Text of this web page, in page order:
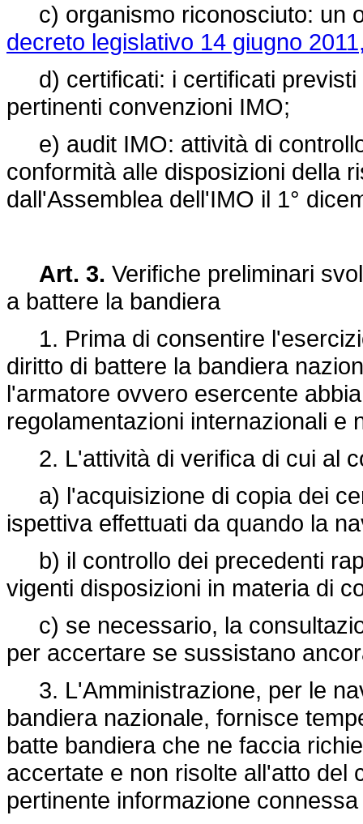
c) organismo riconosciuto: un
decreto legislativo 14 giugno
d) certificati: i certificati previsti
pertinenti convenzioni IMO;
e) audit IMO: attività di
conformità alle disposizioni della
dall'Assemblea dell'IMO il 1°
Art. 3. Verifiche preliminari
a battere la bandiera
1. Prima di consentire
diritto di battere la bandiera
l'armatore ovvero esercente
regolamentazioni internazionali e
2. L'attività di verifica di cui al
a) l'acquisizione di copia dei
ispettiva effettuati da quando la
b) il controllo dei precedenti
vigenti disposizioni in materia di
c) se necessario, la
per accertare se sussistano
3. L'Amministrazione, per le
bandiera nazionale, fornisce
batte bandiera che ne faccia
accertate e non risolte all'atto del
pertinente informazione